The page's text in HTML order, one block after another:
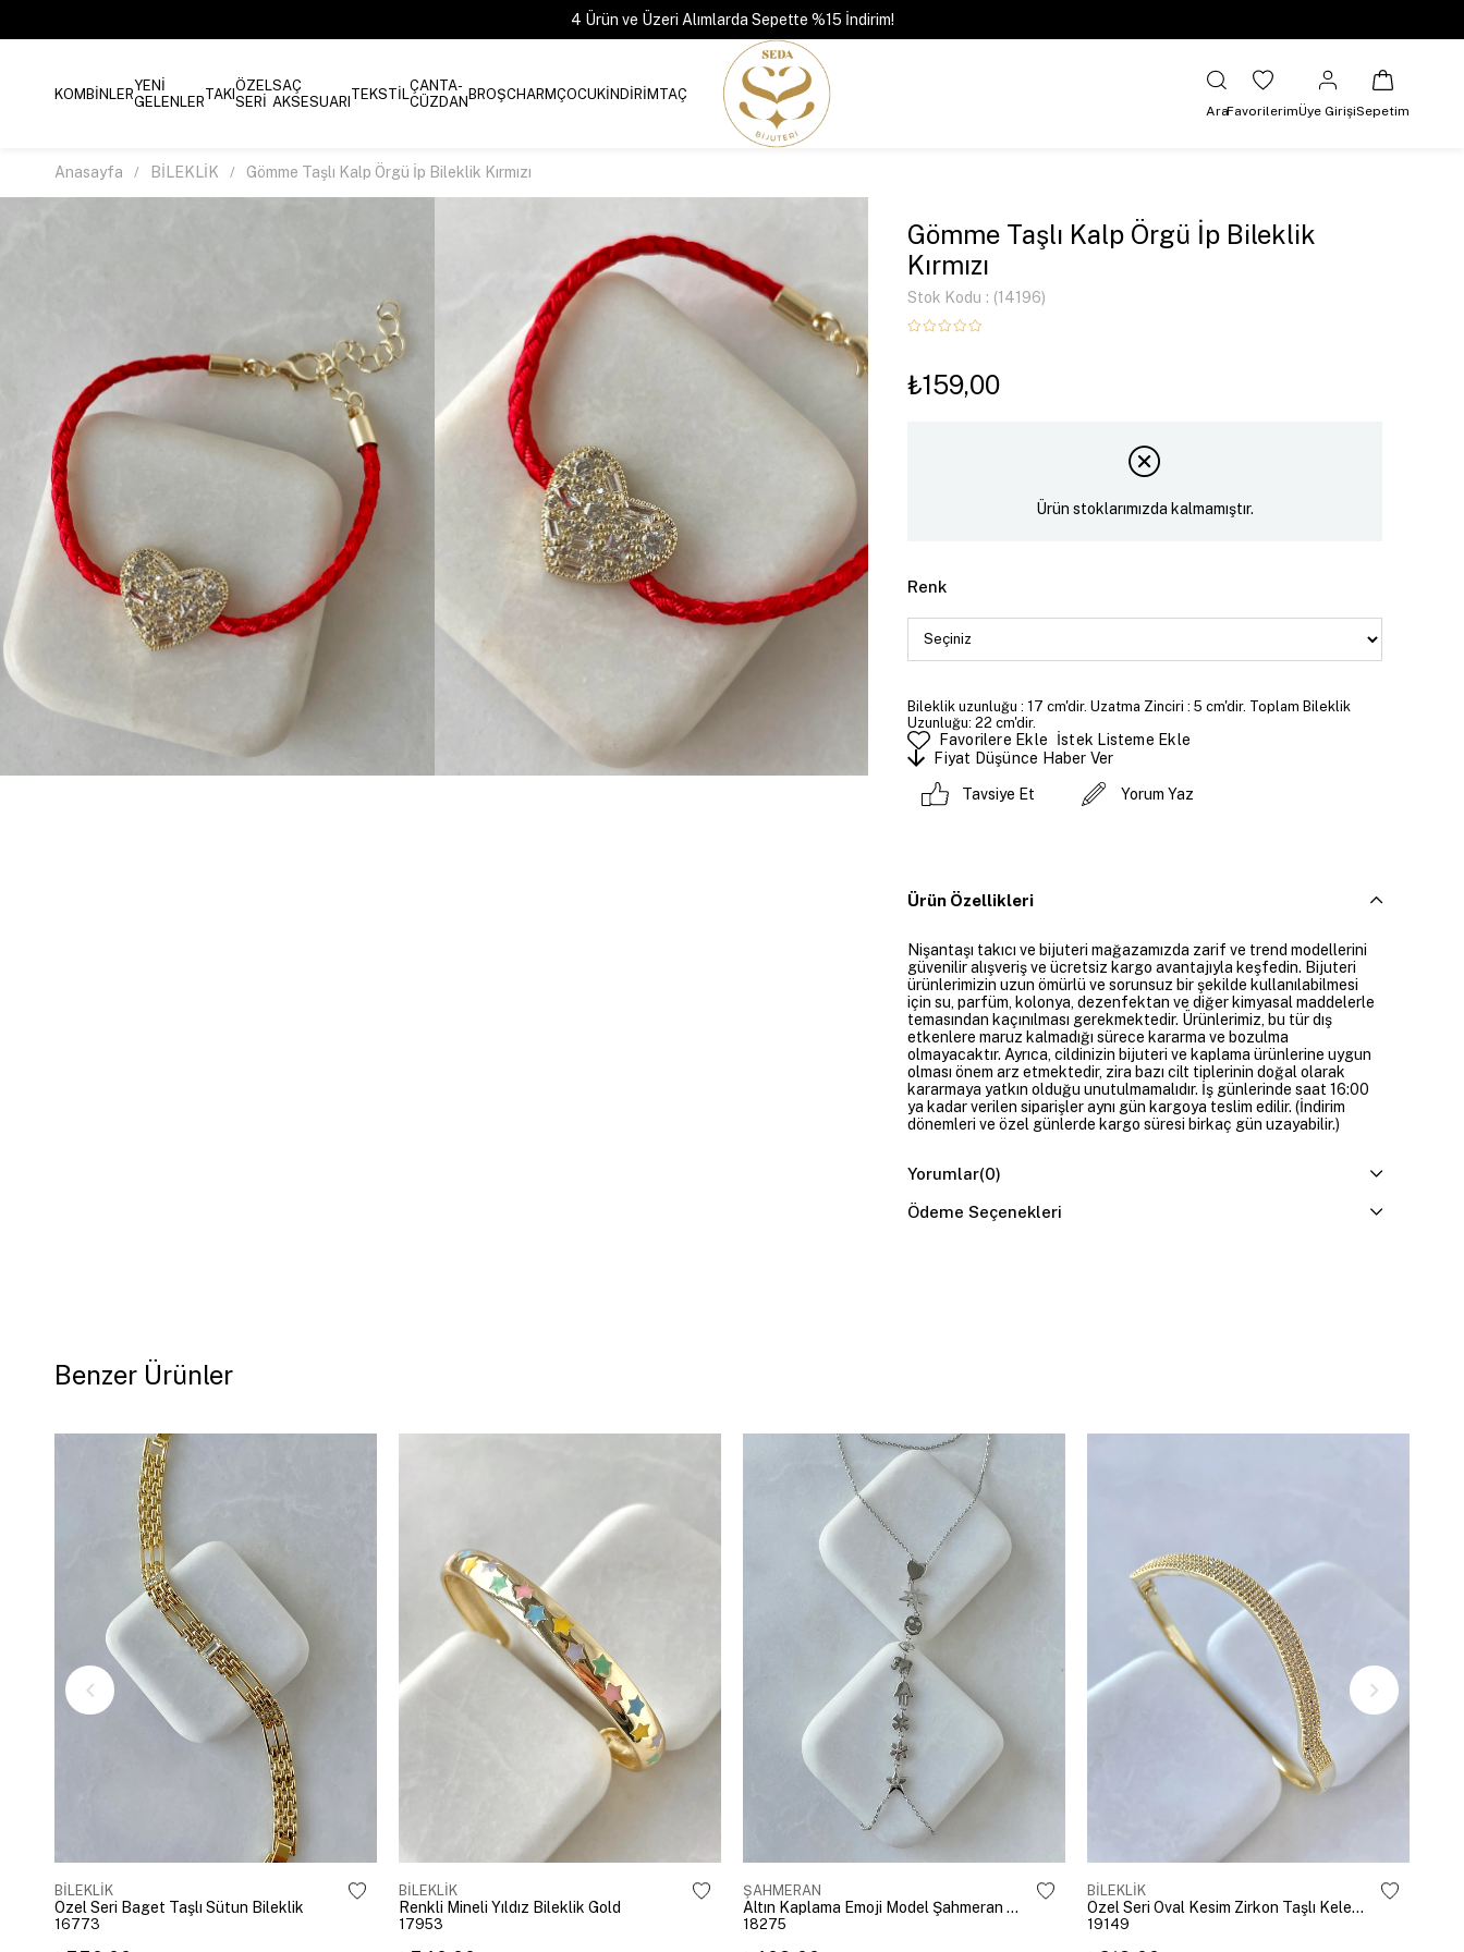
4 Ürün ve Üzeri Alımlarda Sepette %15 İndirim!
KOMBİNLERYENİ
GELENLERTAKIÖZEL
SERİ
SAÇ
AKSESUARI TEKSTİLÇANTA-
CÜZDANBROŞCHARMÇOCUKİNDİRİMTAÇ
AraFavorilerimÜye GirişiSepetim
Anasayfa BİLEKLİK Gömme Taşlı Kalp Örgü İp Bileklik Kırmızı
Gömme Taşlı Kalp Örgü İp Bileklik
Kırmızı
Stok Kodu (14196)
₺159,00
Ürün stoklarımızda kalmamıştır.
Renk
Bileklik uzunluğu : 17 cm'dir. Uzatma Zinciri : 5 cm'dir. Toplam Bileklik
Uzunluğu: 22 cm'dir.
Favorilere Ekle
İstek Listeme Ekle
Fiyat Düşünce Haber Ver
Tavsiye Et Yorum Yaz
Ürün Özellikleri
Nişantaşı takıcı ve bijuteri mağazamızda zarif ve trend modellerini
güvenilir alışveriş ve ücretsiz kargo avantajıyla keşfedin. Bijuteri
ürünlerimizin uzun ömürlü ve sorunsuz bir şekilde kullanılabilmesi
için su, parfüm, kolonya, dezenfektan ve diğer kimyasal maddelerle
temasından kaçınılması gerekmektedir. Ürünlerimiz, bu tür dış
etkenlere maruz kalmadığı sürece kararma ve bozulma
olmayacaktır. Ayrıca, cildinizin bijuteri ve kaplama ürünlerine uygun
olması önem arz etmektedir, zira bazı cilt tiplerinin doğal olarak
kararmaya yatkın olduğu unutulmamalıdır. İş günlerinde saat 16:00
ya kadar verilen siparişler aynı gün kargoya teslim edilir. (İndirim
dönemleri ve özel günlerde kargo süresi birkaç gün uzayabilir.)
Yorumlar(0)
Ödeme Seçenekleri
Benzer Ürünler
BİLEKLİK
Özel Seri Baget Taşlı Sütun Bileklik
16773
BİLEKLİK
Renkli Mineli Yıldız Bileklik Gold
17953
ŞAHMERAN
Altın Kaplama Emoji Model Şahmeran Gümüş
18275
BİLEKLİK
Özel Seri Oval Kesim Zirkon Taşlı Kelepçe Gold
19149